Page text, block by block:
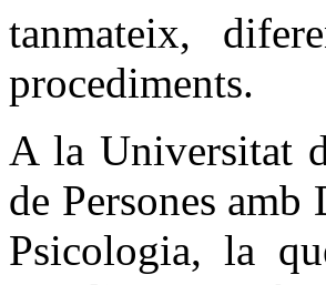
tanmateix,
procediments.
A la Universitat
de Persones
Psicologia, la